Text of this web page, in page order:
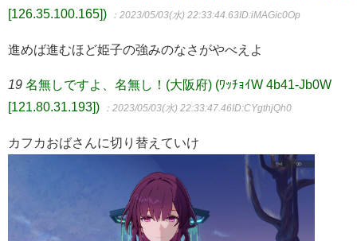
[126.35.100.165])
：2023/05/03(水) 22:33:44.63ID:iMAGic0Op
進めば進むほど姫子の強みのなさがやべえよ
19 名無しですよ、名無し！(大阪府) (ﾜｯﾁｮｲW 4b41-Jb0W
[121.80.31.193])
：2023/05/03(水) 22:33:47.46ID:CYgthjQh0
カフカおばさんに切り替えていけ